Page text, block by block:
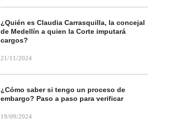
¿Quién es Claudia Carrasquilla, la concejal
de Medellín a quien la Corte imputará
cargos?
21/11/2024
¿Cómo saber si tengo un proceso de
embargo? Paso a paso para verificar
19/09/2024